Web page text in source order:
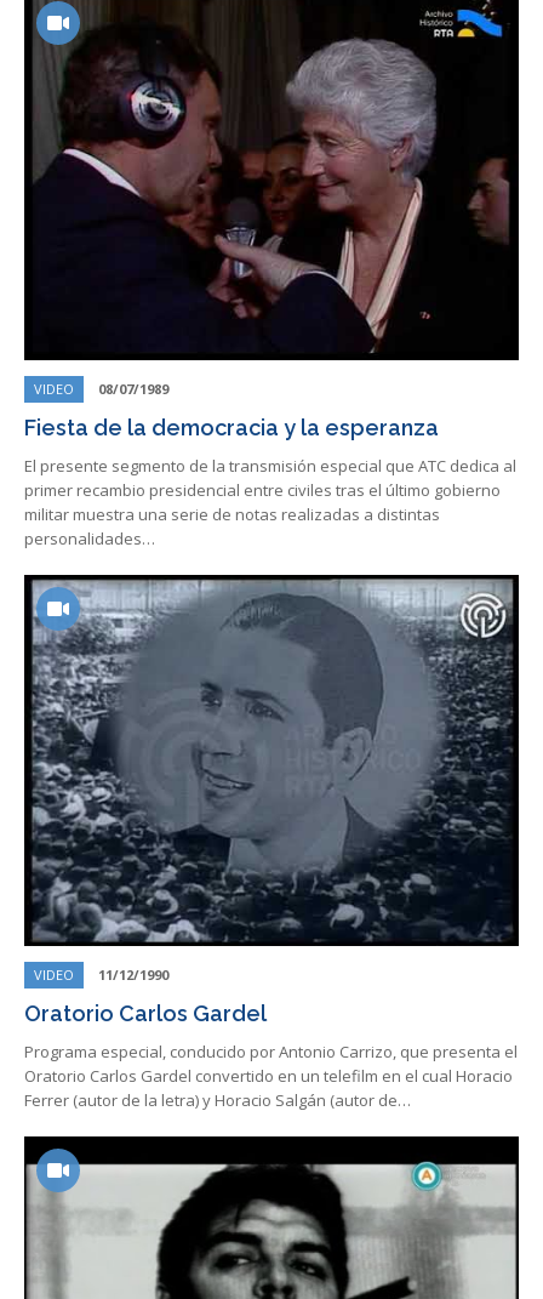
VIDEO 08/07/1989
Fiesta de la democracia y la esperanza
El presente segmento de la transmisión especial que ATC dedica al
primer recambio presidencial entre civiles tras el último gobierno
militar muestra una serie de notas realizadas a distintas
personalidades…
VIDEO 11/12/1990
Oratorio Carlos Gardel
Programa especial, conducido por Antonio Carrizo, que presenta el
Oratorio Carlos Gardel convertido en un telefilm en el cual Horacio
Ferrer (autor de la letra) y Horacio Salgán (autor de…